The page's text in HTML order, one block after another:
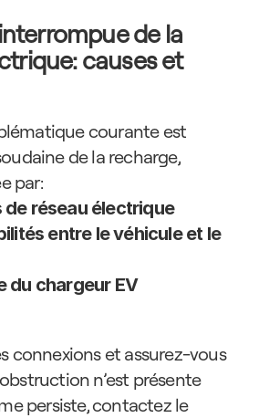
de la
causes et
courante est
de la recharge,
par:
de réseau électrique
entre le véhicule et le
du chargeur EV
connexions et assurez-vous
n’est présente
persiste, contactez le